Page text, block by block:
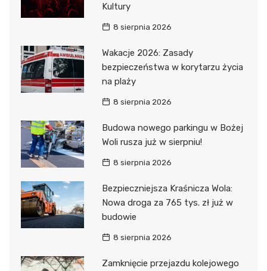
Kultury
8 sierpnia 2026
Wakacje 2026: Zasady
bezpieczeństwa w korytarzu życia
na plaży
8 sierpnia 2026
Budowa nowego parkingu w Bożej
Woli rusza już w sierpniu!
8 sierpnia 2026
Bezpieczniejsza Kraśnicza Wola:
Nowa droga za 765 tys. zł już w
budowie
8 sierpnia 2026
Zamknięcie przejazdu kolejowego